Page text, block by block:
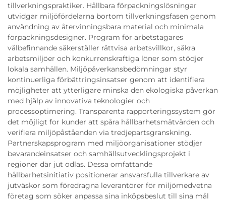
tillverkningspraktiker. Hållbara förpackningslösningar
utvidgar miljöfördelarna bortom tillverkningsfasen genom
användning av återvinningsbara material och minimala
förpackningsdesigner. Program för arbetstagares
välbefinnande säkerställer rättvisa arbetsvillkor, säkra
arbetsmiljöer och konkurrenskraftiga löner som stödjer
lokala samhällen. Miljöpåverkansbedömningar styr
kontinuerliga förbättringsinsatser genom att identifiera
möjligheter att ytterligare minska den ekologiska påverkan
med hjälp av innovativa teknologier och
processoptimering. Transparenta rapporteringssystem gör
det möjligt for kunder att spåra hållbarhetsmätvärden och
verifiera miljöpåståenden via tredjepartsgranskning.
Partnerskapsprogram med miljöorganisationer stödjer
bevarandeinsatser och samhällsutvecklingsprojekt i
regioner där jut odlas. Dessa omfattande
hållbarhetsinitiativ positionerar ansvarsfulla tillverkare av
jutväskor som föredragna leverantörer för miljömedvetna
företag som söker anpassa sina inköpsbeslut till sina mål